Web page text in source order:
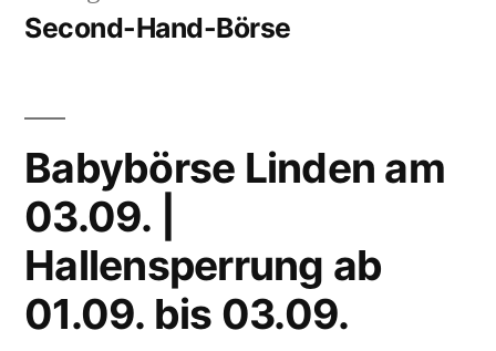
Second-Hand-Börse
Babybörse Linden am
03.09. |
Hallensperrung ab
01.09. bis 03.09.